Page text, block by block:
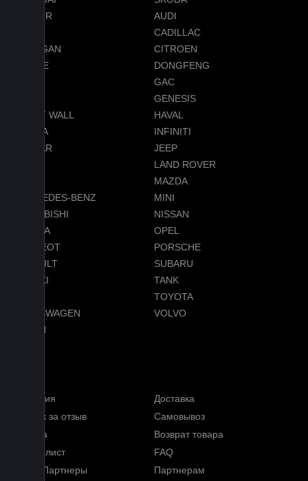
JETOUR
AUDI
CADILLAC
CHANGAN
CITROEN
DODGE
DONGFENG
GAC
GENESIS
GREAT WALL
HAVAL
HONDA
INFINITI
JAGUAR
JEEP
LAND ROVER
MAZDA
MERCEDES-BENZ
MINI
MITSUBISHI
NISSAN
OMODA
OPEL
PEUGEOT
PORSCHE
RENAULT
SUBARU
SUZUKI
TANK
TOYOTA
VOLKSWAGEN
VOLVO
VOYAH
Гарантия
Доставка
Кэшбэк за отзыв
Самовывоз
Оплата
Возврат товара
Прайс-лист
FAQ
Наши Партнеры
Партнерам